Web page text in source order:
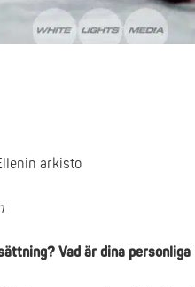
arkisto
Vad är dina